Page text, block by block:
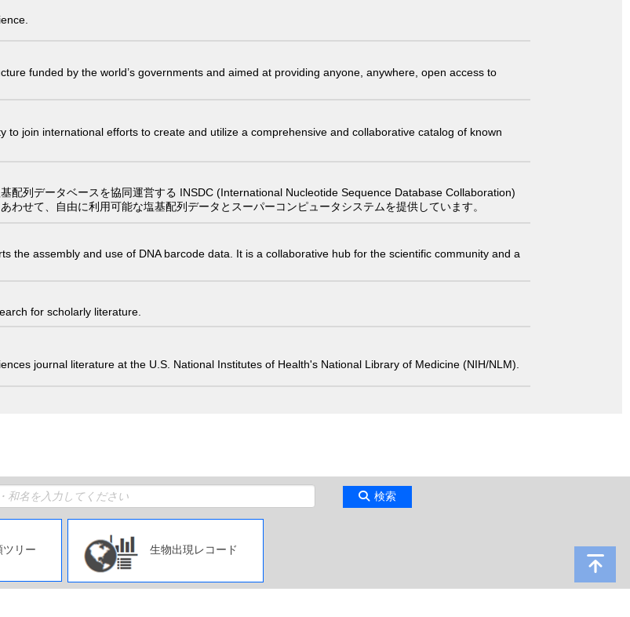
funded by the world’s governments and aimed at providing anyone, anywhere, open access to
to join international efforts to create and utilize a comprehensive and collaborative catalog of known
配列データベースを協同運営する INSDC (International Nucleotide Sequence Database Collaboration)
わせて、自由に利用可能な塩基配列データとスーパーコンピュータシステムを提供しています。
the assembly and use of DNA barcode data. It is a collaborative hub for the scientific community and a
for scholarly literature.
journal literature at the U.S. National Institutes of Health's National Library of Medicine (NIH/NLM).
検索
ツリー 生物出現レコード